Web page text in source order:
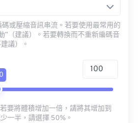
或壓縮音訊串流。若要使用最常用的
”（建議）。若要轉換而不重新編碼音
議）。
要將體積增加一倍，請將其增加到
一半，請選擇 50%。